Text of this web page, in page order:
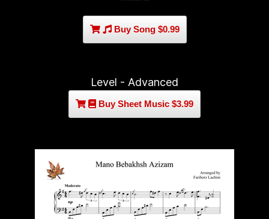
Buy Song $0.99
Level - Advanced
Buy Sheet Music $3.99